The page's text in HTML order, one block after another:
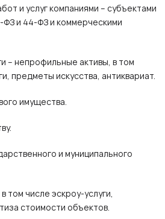
и услуг компаниями – субъектами
ФЗ и 44-ФЗ и коммерческими
– непрофильные активы, в том
предметы искусства, антиквариат.
имущества.
и муниципального
том числе эскроу-услуги,
стоимости объектов.